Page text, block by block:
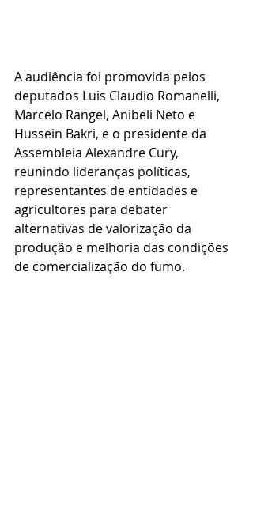
A audiência foi promovida pelos
deputados Luis Claudio Romanelli,
Marcelo Rangel, Anibeli Neto e
Hussein Bakri, e o presidente da
Assembleia Alexandre Cury,
reunindo lideranças políticas,
representantes de entidades e
agricultores para debater
alternativas de valorização da
produção e melhoria das condições
de comercialização do fumo.